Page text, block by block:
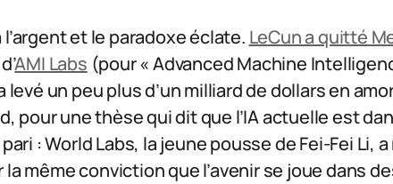
l’argent et le paradoxe éclate. LeCun a quitté
AMI Labs (pour « Advanced Machine
levé un peu plus d’un milliard de dollars en
pour une thèse qui dit que l’IA actuelle est
: World Labs, la jeune pousse de Fei-Fei Li,
même conviction que l’avenir se joue dans